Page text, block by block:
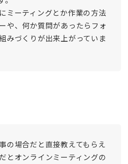
ミーティングとか作業の方法
や、何か質問があったらフォ
みづくりが出来上がっていま
の場合だと直接教えてもらえ
とオンラインミーティングの